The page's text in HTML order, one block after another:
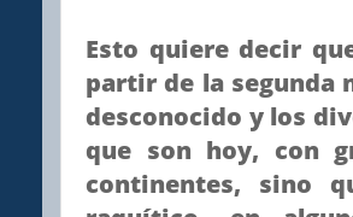
Esto quiere decir
partir de la segunda
desconocido y los
que son hoy, con
continentes, sino